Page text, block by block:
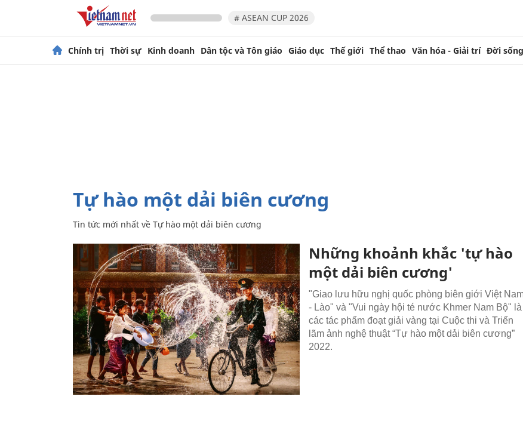
# ASEAN CUP 2026
Chính trị Thời sự Kinh doanh Dân tộc và Tôn giáo Giáo dục Thế giới Thể thao Văn hóa - Giải trí Đời sống
Tự hào một dải biên cương
Tin tức mới nhất về Tự hào một dải biên cương
Những khoảnh khắc 'tự hào
một dải biên cương'
"Giao lưu hữu nghị quốc phòng biên giới Việt
- Lào" và "Vui ngày hội té nước Khmer Nam Bộ" là
các tác phẩm đoạt giải vàng tại Cuộc thi và Triển
lãm ảnh nghệ thuật “Tự hào một dải biên cương”
2022.